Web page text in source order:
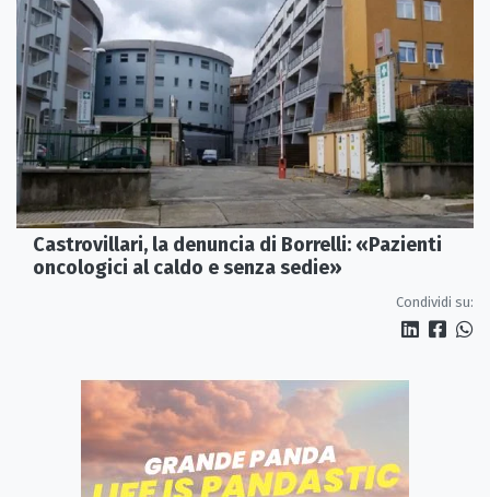
Castrovillari, la denuncia di Borrelli: «Pazienti
oncologici al caldo e senza sedie»
Condividi su: